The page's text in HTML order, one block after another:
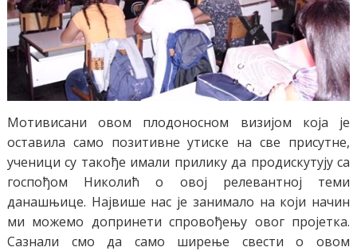
Мотивисани овом плодоносном визијом која је
оставила само позитивне утиске на све присутне,
ученици су такође имали прилику да продискутују са
госпођом Николић о овој релевантној теми
данашњице. Највише нас је занимало на који начин
ми можемо допринети спровођењу овог пројетка.
Сазнали смо да само ширење свести о овом